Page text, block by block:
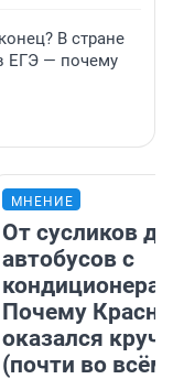
В стране
ЕГЭ — почему
МНЕНИЕ
От сусликов до
автобусов с
Почему
оказался
(почти во